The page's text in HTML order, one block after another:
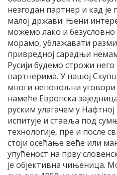
незгодан партнер и кад
малој држави. Њени
можемо лако и
морамо, ублажавати
привредној сарадњи
Русији будемо строжи
партнерима. У нашој
многи неповољни уговори
намеће Европска
руским улагачем у
испитује и ставља под
технологије, пре и после
стоји осећање веће или
упућеност на прву
је објективна чињеница.